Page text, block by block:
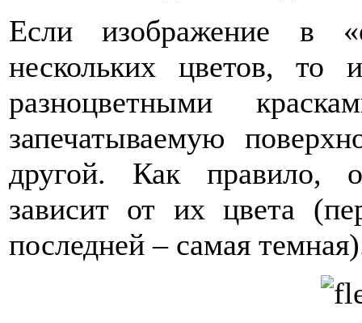
Если изображение в
нескольких цветов, то
разноцветными
запечатываемую
другой. Как правило,
зависит от их цвета
последней – самая